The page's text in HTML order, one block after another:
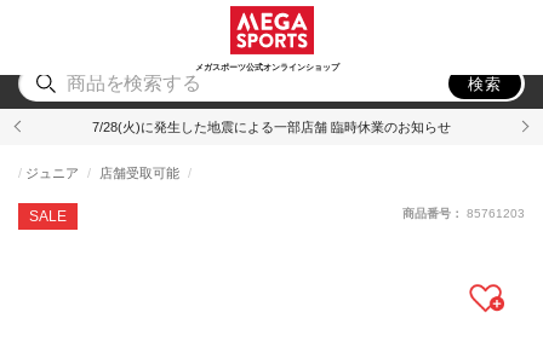
メガスポーツ公式オンラインショップ
アウトドア
検索
7/28(火)に発生した地震による一部店舗 臨時休業のお知らせ
SALE
ジュニア 店舗受取可能
商品番号： 85761203